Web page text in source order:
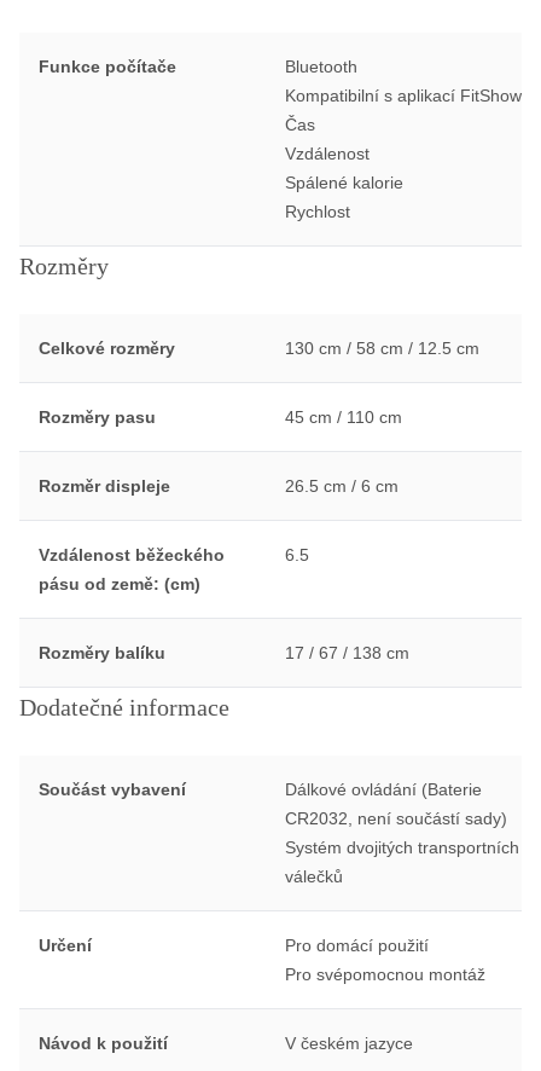
Funkce počítače
Bluetooth
Kompatibilní s aplikací FitShow
Čas
Vzdálenost
Spálené kalorie
Rychlost
Rozměry
Celkové rozměry 130 cm / 58 cm / 12.5 cm
Rozměry pasu 45 cm / 110 cm
Rozměr displeje 26.5 cm / 6 cm
Vzdálenost běžeckého
pásu od země: (cm)
6.5
Rozměry balíku 17 / 67 / 138 cm
Dodatečné informace
Součást vybavení
Dálkové ovládání (Baterie
CR2032, není součástí sady)
Systém dvojitých transportních
válečků
Určení
Pro domácí použití
Pro svépomocnou montáž
Návod k použití V českém jazyce